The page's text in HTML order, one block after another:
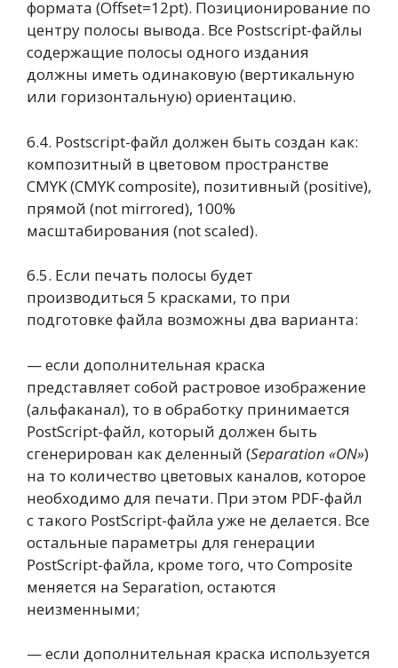
формата (Offset=12pt). Позиционирование по
центру полосы вывода. Все Postscript-файлы
содержащие полосы одного издания
должны иметь одинаковую (вертикальную
или горизонтальную) ориентацию.
6.4. Postscript-файл должен быть создан как:
композитный в цветовом пространстве
CMYK (CMYK composite), позитивный (positive),
прямой (not mirrored), 100%
масштабирования (not scaled).
6.5. Если печать полосы будет
производиться 5 красками, то при
подготовке файла возможны два варианта:
— если дополнительная краска
представляет собой растровое изображение
(альфаканал), то в обработку принимается
PostScript-файл, который должен быть
сгенерирован как деленный (Separation «ON»)
на то количество цветовых каналов, которое
необходимо для печати. При этом PDF-файл
с такого PostScript-файла уже не делается. Все
остальные параметры для генерации
PostScript-файла, кроме того, что Composite
меняется на Separation, остаются
неизменными;
— если дополнительная краска используется